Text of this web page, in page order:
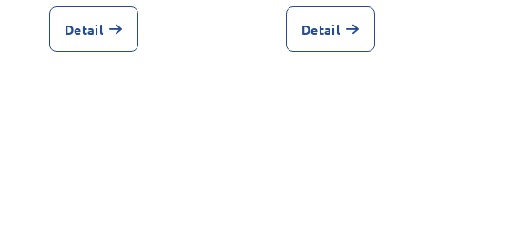
Detail
hodnotenie
produktu
je
Detail